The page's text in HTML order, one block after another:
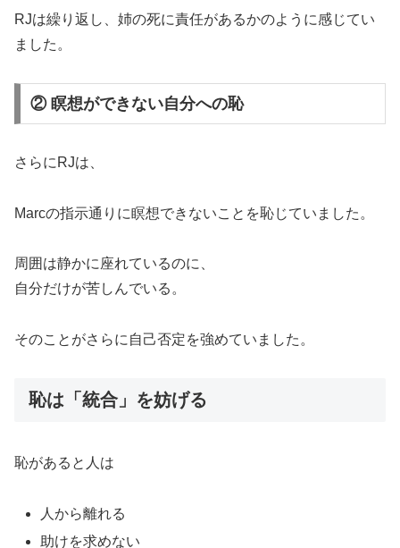
RJは繰り返し、姉の死に責任があるかのように感じてい
ました。
② 瞑想ができない自分への恥
さらにRJは、
Marcの指示通りに瞑想できないことを恥じていました。
周囲は静かに座れているのに、
自分だけが苦しんでいる。
そのことがさらに自己否定を強めていました。
恥は「統合」を妨げる
恥があると人は
人から離れる
助けを求めない